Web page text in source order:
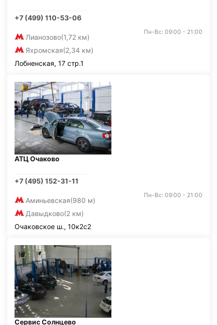
+7 (499) 110-53-06
Лианозово(1,72 км)
Яхромская(2,34 км)
Пн-Вс: 09:00 - 21:00
Лобненская, 17 стр.1
АТЦ Очаково
+7 (495) 152-31-11
Аминьевская(980 м)
Давыдково(2 км)
Пн-Вс: 09:00 - 21:00
Очаковское ш., 10к2с2
Сервис Солнцево